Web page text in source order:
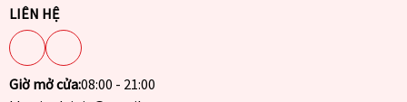
LIÊN HỆ
Giờ mở cửa:08:00 - 21:00